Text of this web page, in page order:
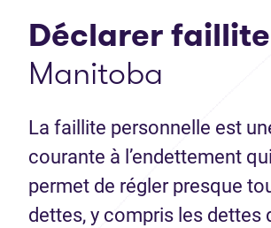
Déclarer faillite
Manitoba
La faillite personnelle est
courante à l’endettement
permet de régler presque
dettes, y compris les dettes